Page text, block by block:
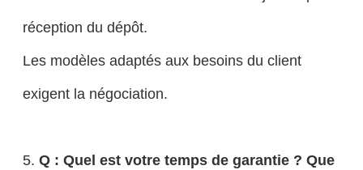
réception du dépôt.
Les modèles adaptés aux besoins du client
exigent la négociation.
5. Q : Quel est votre temps de garantie ? Que